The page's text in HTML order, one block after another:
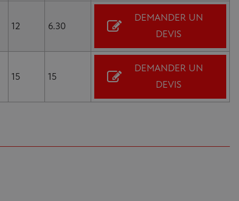
12 6.30
DEMANDER UN
DEVIS
15 15
DEMANDER UN
DEVIS